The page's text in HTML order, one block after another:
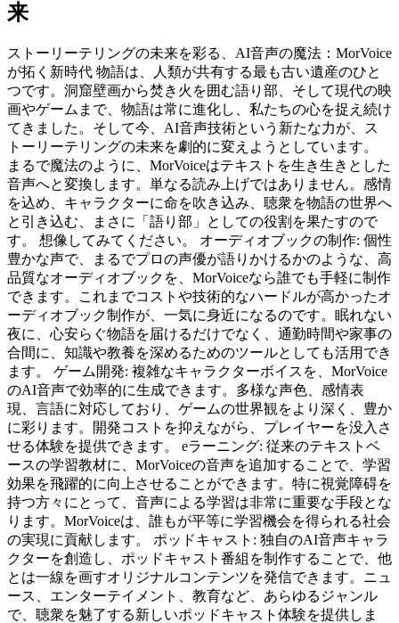
来
ストーリーテリングの未来を彩る、AI音声の魔法：MorVoice
が拓く新時代 物語は、人類が共有する最も古い遺産のひと
つです。洞窟壁画から焚き火を囲む語り部、そして現代の映
画やゲームまで、物語は常に進化し、私たちの心を捉え続け
てきました。そして今、AI音声技術という新たな力が、ス
トーリーテリングの未来を劇的に変えようとしています。
まるで魔法のように、MorVoiceはテキストを生き生きとした
音声へと変換します。単なる読み上げではありません。感情
を込め、キャラクターに命を吹き込み、聴衆を物語の世界へ
と引き込む、まさに「語り部」としての役割を果たすので
す。 想像してみてください。 オーディオブックの制作: 個性
豊かな声で、まるでプロの声優が語りかけるかのような、高
品質なオーディオブックを、MorVoiceなら誰でも手軽に制作
できます。これまでコストや技術的なハードルが高かったオ
ーディオブック制作が、一気に身近になるのです。眠れない
夜に、心安らぐ物語を届けるだけでなく、通勤時間や家事の
合間に、知識や教養を深めるためのツールとしても活用でき
ます。 ゲーム開発: 複雑なキャラクターボイスを、MorVoice
のAI音声で効率的に生成できます。多様な声色、感情表
現、言語に対応しており、ゲームの世界観をより深く、豊か
に彩ります。開発コストを抑えながら、プレイヤーを没入さ
せる体験を提供できます。 eラーニング: 従来のテキストベ
ースの学習教材に、MorVoiceの音声を追加することで、学習
効果を飛躍的に向上させることができます。特に視覚障碍を
持つ方々にとって、音声による学習は非常に重要な手段とな
ります。MorVoiceは、誰もが平等に学習機会を得られる社会
の実現に貢献します。 ポッドキャスト: 独自のAI音声キャラ
クターを創造し、ポッドキャスト番組を制作することで、他
とは一線を画すオリジナルコンテンツを発信できます。ニュ
ース、エンターテイメント、教育など、あらゆるジャンル
で、聴衆を魅了する新しいポッドキャスト体験を提供しま